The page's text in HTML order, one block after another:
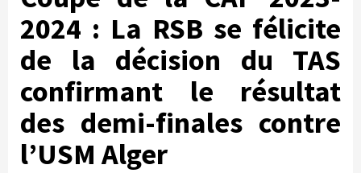
2024 : La RSB se félicite
de la décision du TAS
confirmant le résultat
des demi-finales contre
l’USM Alger